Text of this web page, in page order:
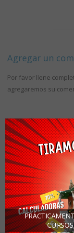
Agregar un
Por favor llene
agregaremos su
Una calificación: (1
5
Estoy calificando:
Asunto:
Escriba su comentario: